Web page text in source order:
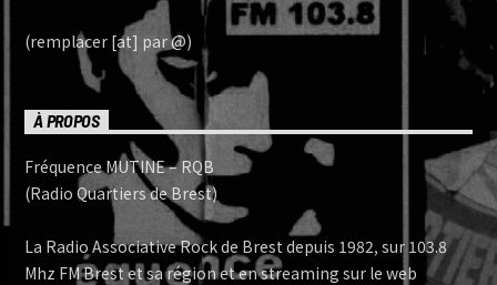
(remplacer [at] par @)
À PROPOS
Fréquence MUTINE – RQB
(Radio Quartiers de Brest)
La Radio Associative Rock de Brest depuis 1982, sur 103.8
Mhz FM Brest et sa région et en streaming sur le web